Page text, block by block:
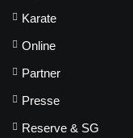
Karate
Online
Partner
Presse
Reserve & SG